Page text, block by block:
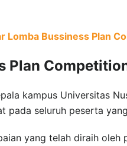
Lomba Bussiness Plan
Plan
kampus Universitas
pada seluruh peserta
yang telah diraih